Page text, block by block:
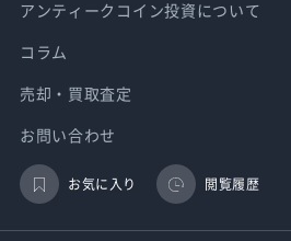
アンティークコイン投資について
コラム
売却・買取査定
お問い合わせ
お気に入り 閲覧履歴